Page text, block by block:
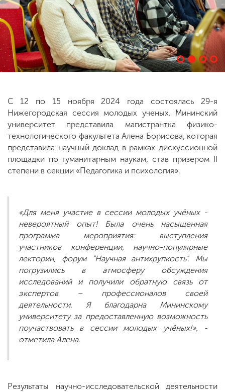
ENG SPN CHI
+7 (831) 262-26-20
С 12 по 15 ноября 2024 года состоялась 29-я
Нижегородская сессия молодых ученых. Мининский
университет представила магистрантка физико-
технологического факультета Алена Борисова, которая
представила научный доклад в рамках дискуссионной
площадки по гуманитарным наукам, став призером II
степени в секции «Педагогика и психология».
«Для меня участие в сессии молодых учёных -
невероятный опыт! Была очень насыщенная
программа мероприятия: выступления
участников конференции, научно-популярные
лектории, форум "Научная антихрупкость". Мы
погрузились в атмосферу обсуждения
исследований и получили обратную связь от
экспертов – профессионалов своей
деятельности. Я благодарна Мининскому
университету за предоставленную возможность
поучаствовать в сессии молодых учёных!», -
отметила Алена.
Результаты научно-исследовательской деятельности